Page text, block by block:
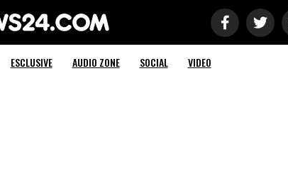
24
ESCLUSIVE AUDIO ZONE SOCIAL VIDEO